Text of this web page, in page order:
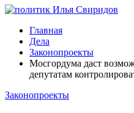
Главная
Дела
Законопроекты
Мосгордума даст
депутатам
Законопроекты